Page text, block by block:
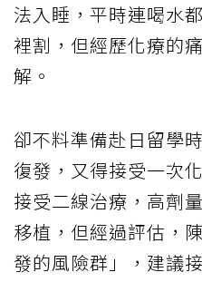
法入睡，平時連喝水
裡割，但經歷化療的
解。
卻不料準備赴日留學
復發，又得接受一次
接受二線治療，高劑
移植，但經過評估，
發的風險群」，建議